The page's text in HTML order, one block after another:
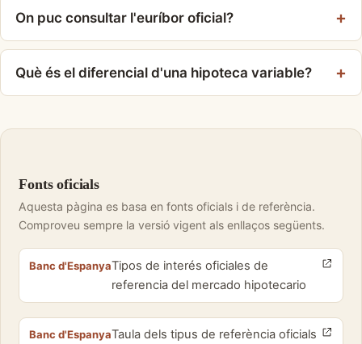
On puc consultar l'euríbor oficial?
Què és el diferencial d'una hipoteca variable?
Fonts oficials
Aquesta pàgina es basa en fonts oficials i de referència.
Comproveu sempre la versió vigent als enllaços següents.
Banc d'EspanyaTipos de interés oficiales de
referencia del mercado hipotecario
Banc d'EspanyaTaula dels tipus de referència oficials